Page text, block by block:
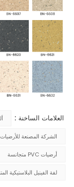
العلامات الساخنة :
الشركة المصنعة
أرضيات PVC متجانسة
لفة الفينيل البلاستيكية